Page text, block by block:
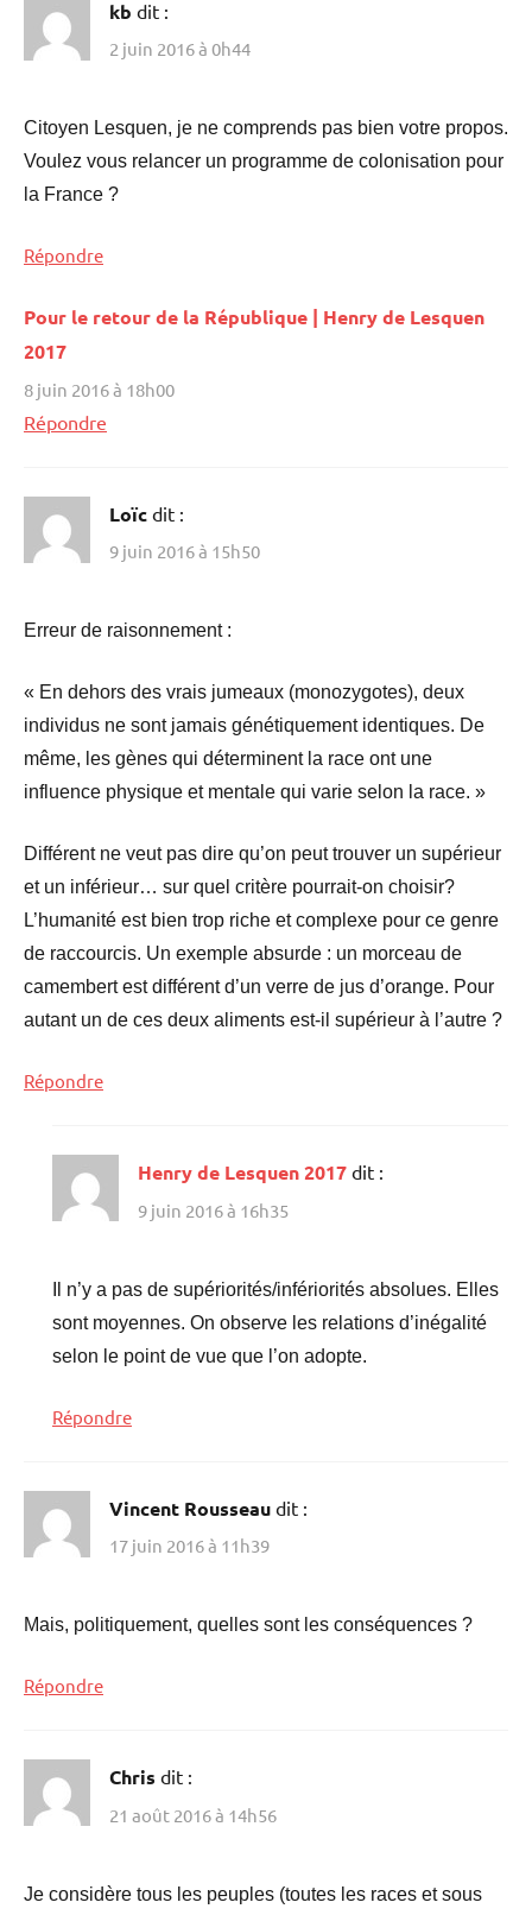
kb dit :
2 juin 2016 à 0h44
Citoyen Lesquen, je ne comprends pas bien votre propos.
Voulez vous relancer un programme de colonisation pour
la France ?
Répondre
Pour le retour de la République | Henry de Lesquen
2017
8 juin 2016 à 18h00
Répondre
Loïc dit :
9 juin 2016 à 15h50
Erreur de raisonnement :
« En dehors des vrais jumeaux (monozygotes), deux
individus ne sont jamais génétiquement identiques. De
même, les gènes qui déterminent la race ont une
influence physique et mentale qui varie selon la race. »
Différent ne veut pas dire qu’on peut trouver un supérieur
et un inférieur… sur quel critère pourrait-on choisir?
L’humanité est bien trop riche et complexe pour ce genre
de raccourcis. Un exemple absurde : un morceau de
camembert est différent d’un verre de jus d’orange. Pour
autant un de ces deux aliments est-il supérieur à l’autre ?
Répondre
Henry de Lesquen 2017 dit :
9 juin 2016 à 16h35
Il n’y a pas de supériorités/infériorités absolues. Elles
sont moyennes. On observe les relations d’inégalité
selon le point de vue que l’on adopte.
Répondre
Vincent Rousseau dit :
17 juin 2016 à 11h39
Mais, politiquement, quelles sont les conséquences ?
Répondre
Chris dit :
21 août 2016 à 14h56
Je considère tous les peuples (toutes les races et sous